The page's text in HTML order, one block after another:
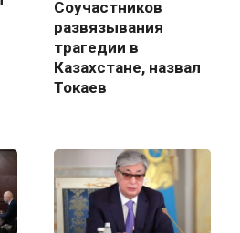
Соучастников
развязывания
трагедии в
Казахстане, назвал
Токаев